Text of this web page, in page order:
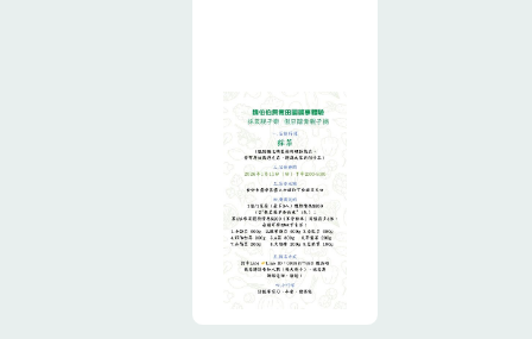
動會場報到
（導航地址：
新竹縣呂姓宗
親會理監事會
集會所，新竹
縣新埔鎮北平
路9鄰196號）